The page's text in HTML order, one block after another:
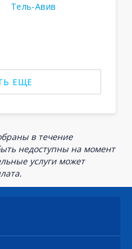
Тель-Авив
ЕЩЕ
в течение
недоступны на момент
услуги может